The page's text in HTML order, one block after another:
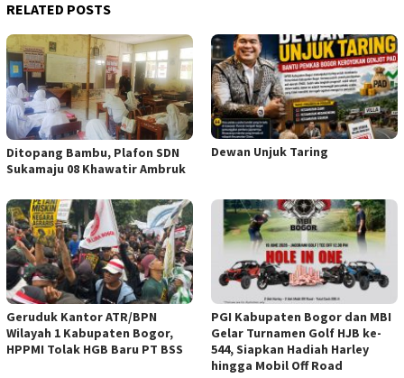
RELATED POSTS
Ditopang Bambu, Plafon SDN
Sukamaju 08 Khawatir Ambruk
Dewan Unjuk Taring
Geruduk Kantor ATR/BPN
Wilayah 1 Kabupaten Bogor,
HPPMI Tolak HGB Baru PT BSS
PGI Kabupaten Bogor dan MBI
Gelar Turnamen Golf HJB ke-
544, Siapkan Hadiah Harley
hingga Mobil Off Road